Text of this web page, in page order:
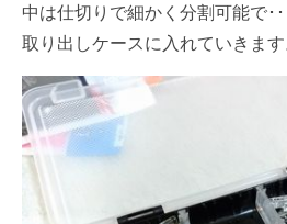
中は仕切りで細かく分割可能で･
取り出しケースに入れていきます